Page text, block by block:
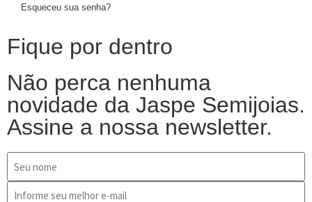
Esqueceu sua senha?
Fique por dentro
Não perca nenhuma
novidade da Jaspe Semijoias.
Assine a nossa newsletter.